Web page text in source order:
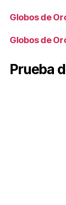
Globos de
Globos de
Prueba